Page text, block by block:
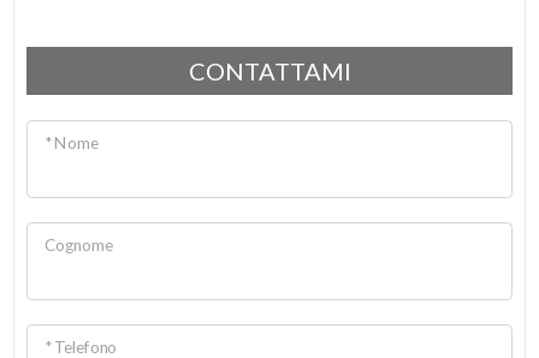
CONTATTAMI
* Nome
Cognome
* Telefono